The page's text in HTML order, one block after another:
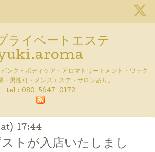
ライベートエステ
ンク・ボディケア・アロマトリートメント・ワック
・男性可・メンズエステ・サロンあり。
tel : 080-5647-0172
17:44
トが入店いたしまし